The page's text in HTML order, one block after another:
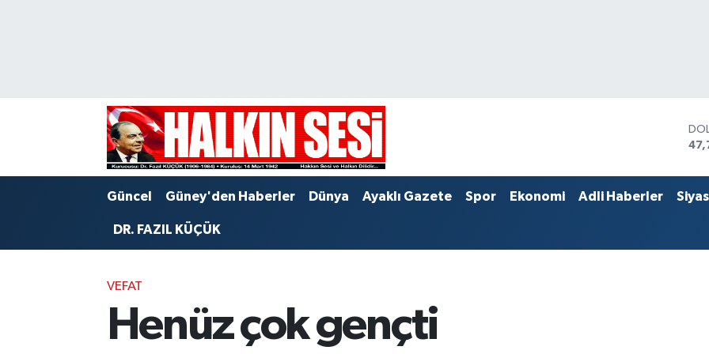
Güncel Güney'den Haberler Dünya Ayaklı Gazete Spor Ekonomi Adli Haberler
DR. FAZIL KÜÇÜK
VEFAT
Henüz çok gençti
Trafik Durumu
Puan Durumu ve Fikstür